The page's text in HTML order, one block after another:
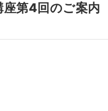
第4回のご案内